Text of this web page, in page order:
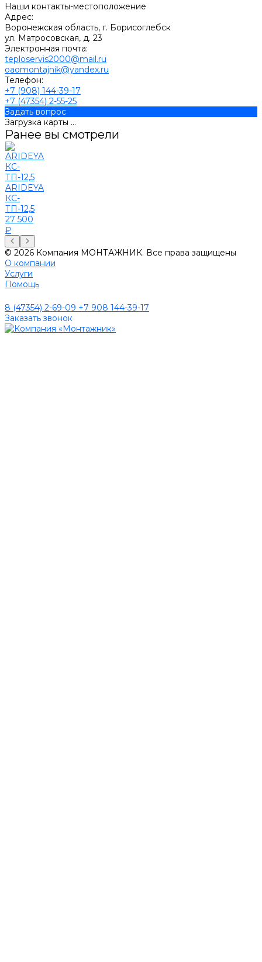
Наши контакты-местоположение
Адрес:
Воронежская область, г. Борисоглебск
ул. Матросовская, д. 23
Электронная почта:
teploservis2000@mail.ru
oaomontajnik@yandex.ru
Телефон:
+7 (908) 144-39-17
+7 (47354) 2-55-25
Задать вопрос
Загрузка карты ...
Ранее вы смотрели
ARIDEYA
КС-
ТП-12,5
27 500
₽
© 2026 Компания МОНТАЖНИК. Все права защищены
О компании
Услуги
Помощь
8 (47354) 2-69-09 +7 908 144-39-17
Заказать звонок